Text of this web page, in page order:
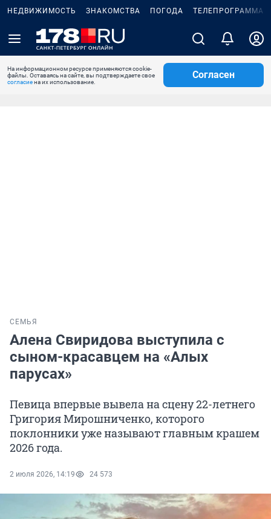
НЕДВИЖИМОСТЬ ЗНАКОМСТВА ПОГОДА ТЕЛЕПРОГРАММА
На информационном ресурсе применяются cookie-
файлы. Оставаясь на сайте, вы подтверждаете свое
согласиена их использование.
Согласен
СЕМЬЯ
Алена Свиридова выступила с
сыном-красавцем на «Алых
парусах»
Певица впервые вывела на сцену 22-летнего
Григория Мирошниченко, которого
поклонники уже называют главным крашем
2026 года.
2 июля 2026, 14:19 24 573